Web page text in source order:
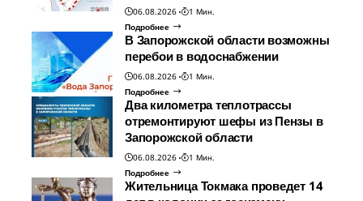
06.08.2026
1 Мин.
Подробнее
В Запорожской области возможны
перебои в водоснабжении
06.08.2026
1 Мин.
Подробнее
Два километра теплотрассы
отремонтируют шефы из Пензы в
Запорожской области
06.08.2026
1 Мин.
Подробнее
Жительница Токмака проведет 14